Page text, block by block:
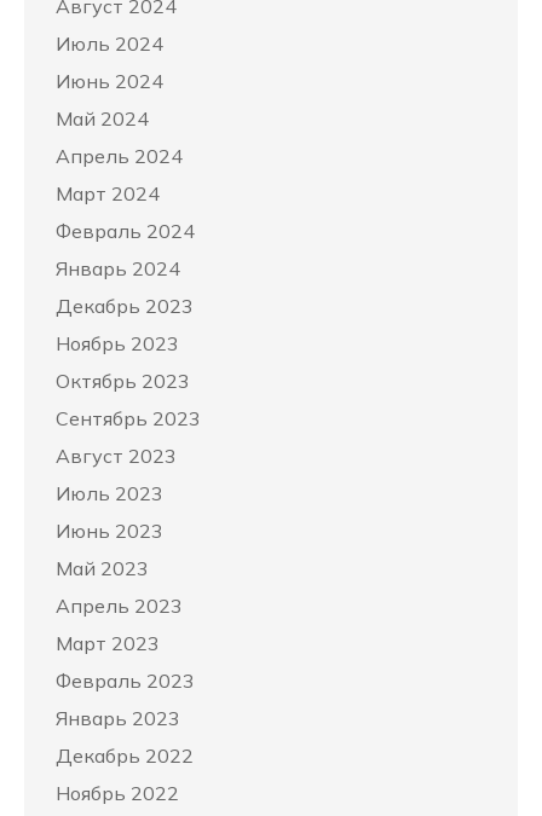
Август 2024
Июль 2024
Июнь 2024
Май 2024
Апрель 2024
Март 2024
Февраль 2024
Январь 2024
Декабрь 2023
Ноябрь 2023
Октябрь 2023
Сентябрь 2023
Август 2023
Июль 2023
Июнь 2023
Май 2023
Апрель 2023
Март 2023
Февраль 2023
Январь 2023
Декабрь 2022
Ноябрь 2022